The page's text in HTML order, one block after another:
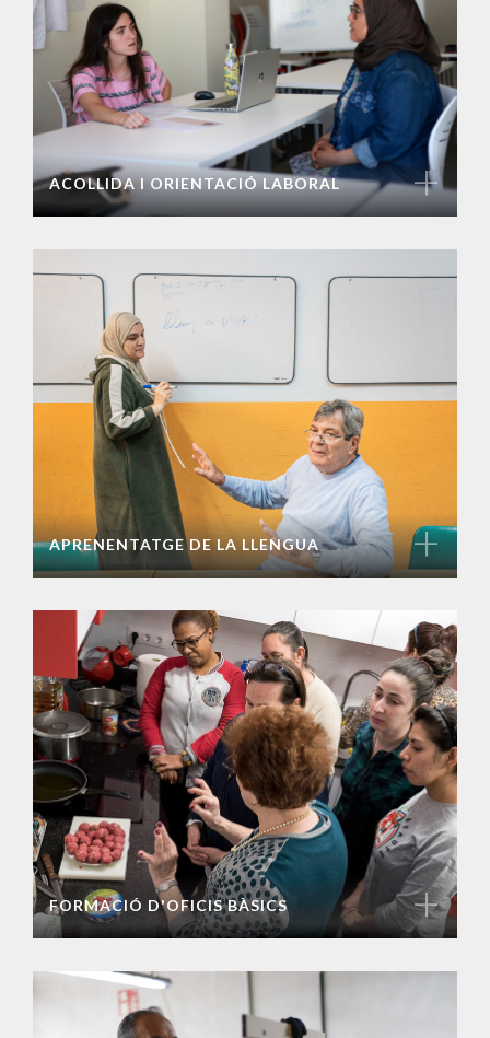
ACOLLIDA I ORIENTACIÓ LABORAL +
APRENENTATGE DE LA LLENGUA +
FORMACIÓ D'OFICIS BÀSICS +